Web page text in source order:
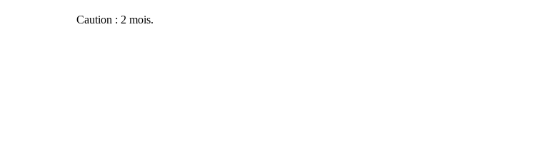
Caution : 2 mois.